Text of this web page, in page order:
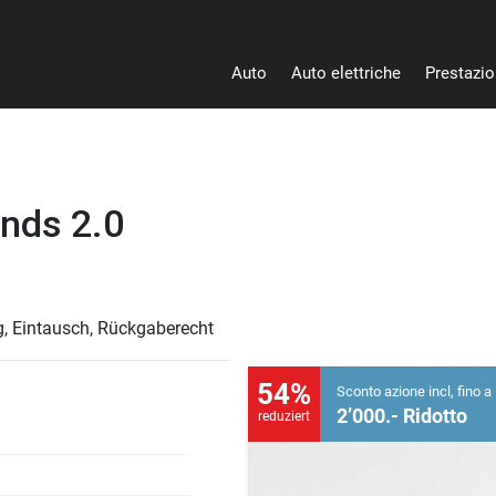
Auto Auto elettriche
2.0
Eintausch, Rückgaberecht
54%
reduziert
Sconto azione incl, fino a
2’000.- Ridotto